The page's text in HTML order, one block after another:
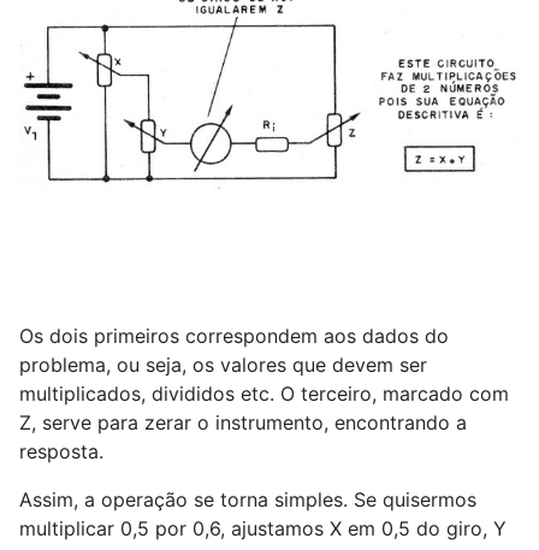
Os dois primeiros correspondem aos dados do
problema, ou seja, os valores que devem ser
multiplicados, divididos etc. O terceiro, marcado com
Z, serve para zerar o instrumento, encontrando a
resposta.
Assim, a operação se torna simples. Se quisermos
multiplicar 0,5 por 0,6, ajustamos X em 0,5 do giro, Y